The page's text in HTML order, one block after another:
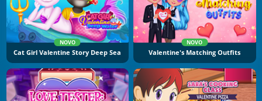
NOVO
Cat Girl Valentine Story Deep Sea
NOVO
Valentine's Matching Outfits